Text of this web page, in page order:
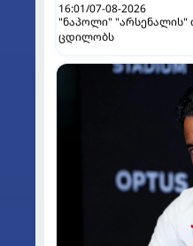
16:01/07-08-2026
"ნაპოლი" "არსენალის"
ცდილობს